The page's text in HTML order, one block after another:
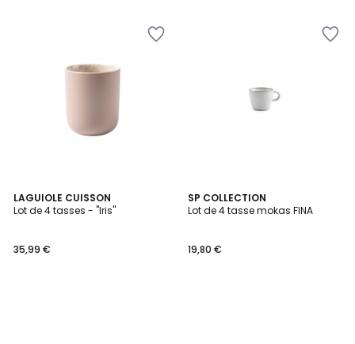
LAGUIOLE CUISSON
Lot de 4 tasses - "Iris"
35,99 €
SP COLLECTION
Lot de 4 tasse mokas FINA
19,80 €